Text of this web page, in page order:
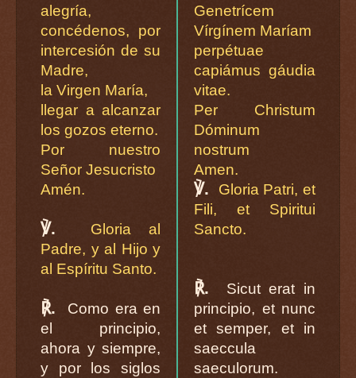
alegría,
concédenos, por
intercesión de su
Madre,
la Virgen María,
llegar a alcanzar
los gozos eterno.
Por nuestro
Señor Jesucristo
Amén.
℣.
Gloria al
Padre, y al Hijo y
al Espíritu Santo.
℟.
Como era en
el principio,
ahora y siempre,
y por los siglos
Genetrícem
Vírgínem Maríam
perpétuae
capiámus gáudia
vitae.
Per Christum
Dóminum
nostrum
Amen.
℣.
Gloria Patri, et
Fili, et Spiritui
Sancto.
℟.
Sicut erat in
principio, et nunc
et semper, et in
saeccula
saeculorum.